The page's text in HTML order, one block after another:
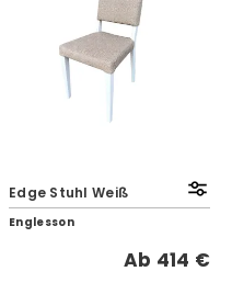
Edge Stuhl Weiß
Englesson
Ab 414 €